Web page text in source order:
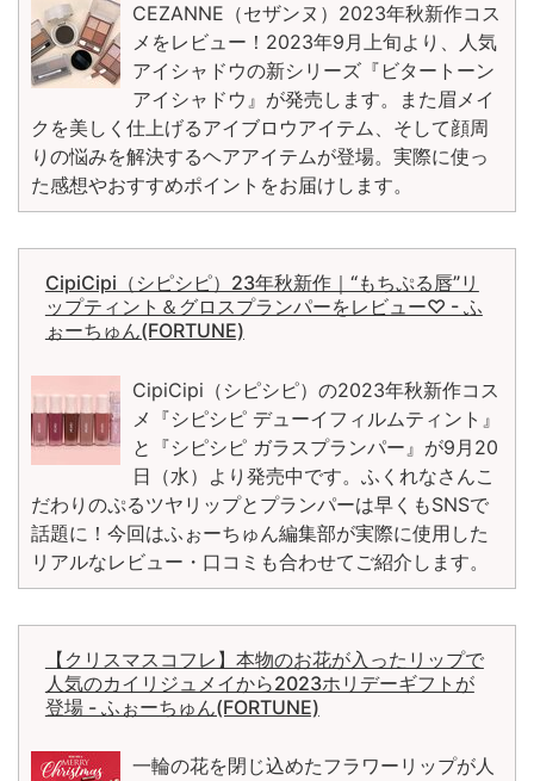
CEZANNE（セザンヌ）2023年秋新作コス
メをレビュー！2023年9月上旬より、人気
アイシャドウの新シリーズ『ビタートーン
アイシャドウ』が発売します。また眉メイ
クを美しく仕上げるアイブロウアイテム、そして顔周
りの悩みを解決するヘアアイテムが登場。実際に使っ
た感想やおすすめポイントをお届けします。
CipiCipi（シピシピ）23年秋新作｜“もちぷる唇”リ
ップティント＆グロスプランパーをレビュー♡ - ふ
ぉーちゅん(FORTUNE)
CipiCipi（シピシピ）の2023年秋新作コス
メ『シピシピ デューイフィルムティント』
と『シピシピ ガラスプランパー』が9月20
日（水）より発売中です。ふくれなさんこ
だわりのぷるツヤリップとプランパーは早くもSNSで
話題に！今回はふぉーちゅん編集部が実際に使用した
リアルなレビュー・口コミも合わせてご紹介します。
【クリスマスコフレ】本物のお花が入ったリップで
人気のカイリジュメイから2023ホリデーギフトが
登場 - ふぉーちゅん(FORTUNE)
一輪の花を閉じ込めたフラワーリップが人